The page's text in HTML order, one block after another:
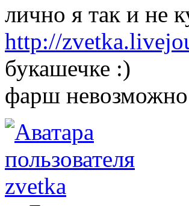
лично я так и не
http://
букашечке :)
фарш невозможно
zvetka